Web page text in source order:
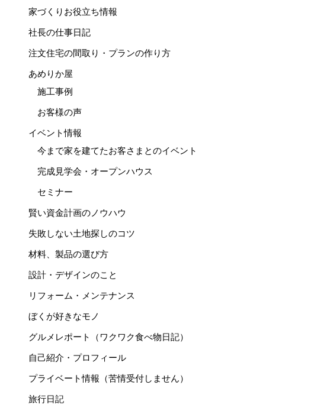
家づくりお役立ち情報
社長の仕事日記
注文住宅の間取り・プランの作り方
あめりか屋
施工事例
お客様の声
イベント情報
今まで家を建てたお客さまとのイベント
完成見学会・オープンハウス
セミナー
賢い資金計画のノウハウ
失敗しない土地探しのコツ
材料、製品の選び方
設計・デザインのこと
リフォーム・メンテナンス
ぼくが好きなモノ
グルメレポート（ワクワク食べ物日記）
自己紹介・プロフィール
プライベート情報（苦情受付しません）
旅行日記